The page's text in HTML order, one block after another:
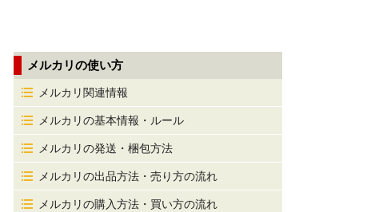
メルカリの使い方
メルカリ関連情報
メルカリの基本情報・ルール
メルカリの発送・梱包方法
メルカリの出品方法・売り方の流れ
メルカリの購入方法・買い方の流れ